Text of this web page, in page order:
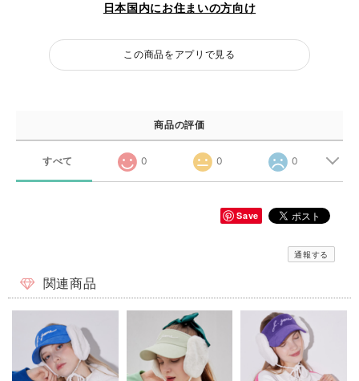
日本国内にお住まいの方向け
この商品をアプリで見る
商品の評価
すべて 0 0 0
Save
通報する
関連商品